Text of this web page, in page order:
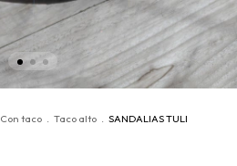
Con taco . Taco alto . SANDALIAS TULI